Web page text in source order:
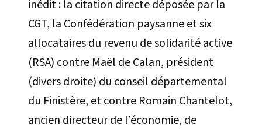
inédit : la citation directe déposée par la
CGT, la Confédération paysanne et six
allocataires du revenu de solidarité active
(RSA) contre Maël de Calan, président
(divers droite) du conseil départemental
du Finistère, et contre Romain Chantelot,
ancien directeur de l’économie, de